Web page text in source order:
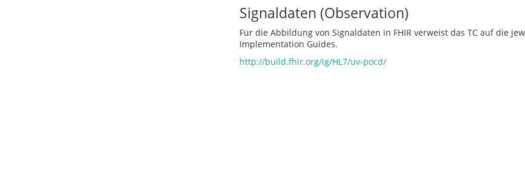
Signaldaten (Observation)
Für die Abbildung von Signaldaten in FHIR verweist das TC auf die
Implementation Guides.
http://build.fhir.org/ig/HL7/uv-pocd/